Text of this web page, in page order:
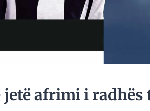
jetë afrimi i radhës